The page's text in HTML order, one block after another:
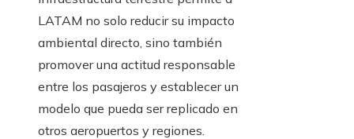
LATAM no solo reducir su impacto
ambiental directo, sino también
promover una actitud responsable
entre los pasajeros y establecer un
modelo que pueda ser replicado en
otros aeropuertos y regiones.